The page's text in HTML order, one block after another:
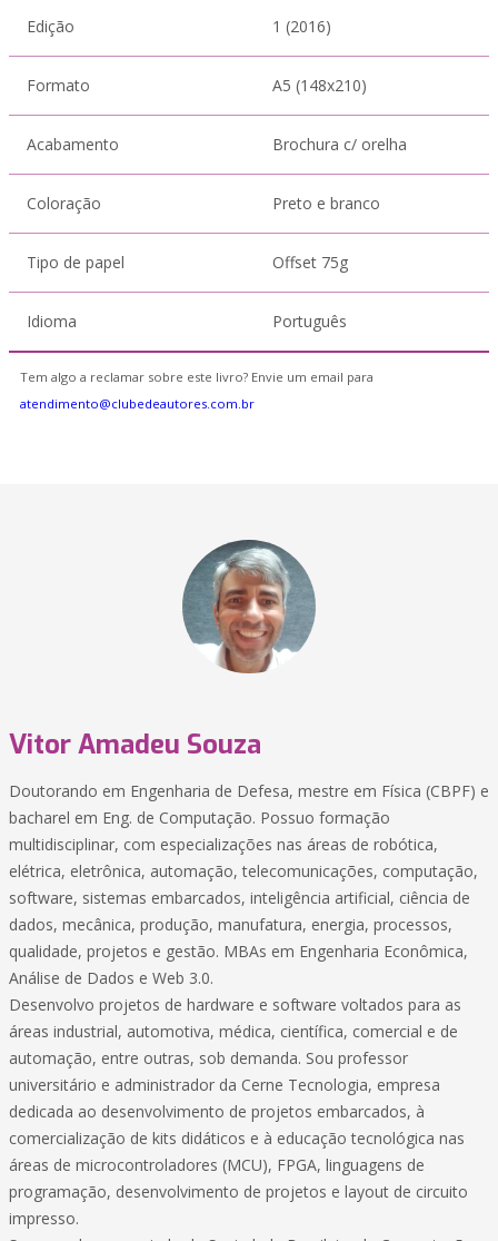
Edição 1 (2016)
Formato A5 (148x210)
Acabamento Brochura c/ orelha
Coloração Preto e branco
Tipo de papel Offset 75g
Idioma Português
Tem algo a reclamar sobre este livro? Envie um email para
atendimento@clubedeautores.com.br
Vitor Amadeu Souza
Doutorando em Engenharia de Defesa, mestre em Física (CBPF) e
bacharel em Eng. de Computação. Possuo formação
multidisciplinar, com especializações nas áreas de robótica,
elétrica, eletrônica, automação, telecomunicações, computação,
software, sistemas embarcados, inteligência artificial, ciência de
dados, mecânica, produção, manufatura, energia, processos,
qualidade, projetos e gestão. MBAs em Engenharia Econômica,
Análise de Dados e Web 3.0.
Desenvolvo projetos de hardware e software voltados para as
áreas industrial, automotiva, médica, científica, comercial e de
automação, entre outras, sob demanda. Sou professor
universitário e administrador da Cerne Tecnologia, empresa
dedicada ao desenvolvimento de projetos embarcados, à
comercialização de kits didáticos e à educação tecnológica nas
áreas de microcontroladores (MCU), FPGA, linguagens de
programação, desenvolvimento de projetos e layout de circuito
impresso.